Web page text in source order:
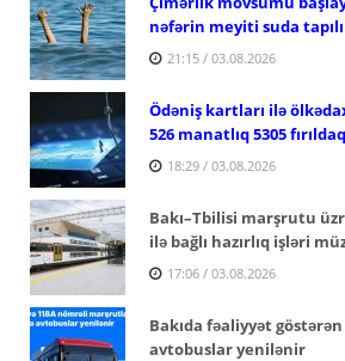
nəfərin meyiti suda
21:15 / 03.08.2026
Ödəniş kartları ilə
526 manatlıq 5305
18:29 / 03.08.2026
Bakı–Tbilisi marşrutu
ilə bağlı hazırlıq işləri
17:06 / 03.08.2026
Bakıda fəaliyyət
avtobuslar yenilənir